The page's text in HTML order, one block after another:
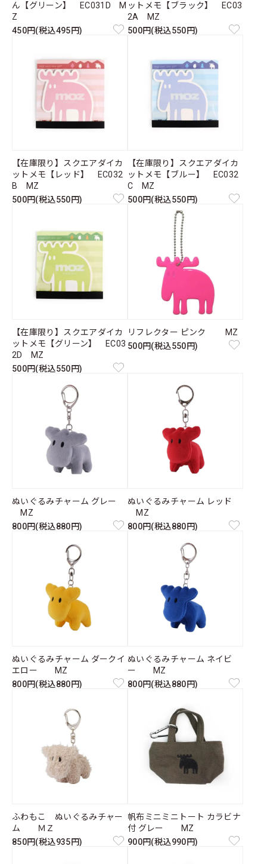
ん【グリーン】 EC031D M
Z
450円(税込495円)
ットメモ【ブラック】 EC03
2A MZ
500円(税込550円)
【在庫限り】スクエアダイカ
ットメモ【レッド】 EC032
B MZ
500円(税込550円)
【在庫限り】スクエアダイカ
ットメモ【ブルー】 EC032
C MZ
500円(税込550円)
【在庫限り】スクエアダイカ
ットメモ【グリーン】 EC03
2D MZ
500円(税込550円)
リフレクター ピンク MZ
500円(税込550円)
ぬいぐるみチャーム グレー
MZ
800円(税込880円)
ぬいぐるみチャーム レッド
MZ
800円(税込880円)
ぬいぐるみチャーム ダークイ
エロー MZ
800円(税込880円)
ぬいぐるみチャーム ネイビ
ー MZ
800円(税込880円)
ふわもこ ぬいぐるみチャー
ム ＭＺ
850円(税込935円)
帆布ミニミニトート カラビナ
付 グレー MZ
900円(税込990円)